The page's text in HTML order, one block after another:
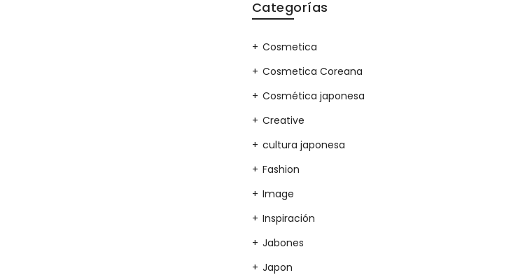
Categorías
Cosmetica
Cosmetica Coreana
Cosmética japonesa
Creative
cultura japonesa
Fashion
Image
Inspiración
Jabones
Japon